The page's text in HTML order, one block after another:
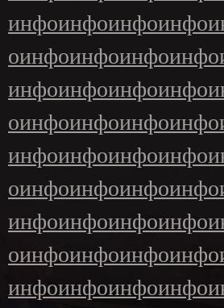
инфоинфоинфоинфо
оинфоинфоинфоинфо
инфоинфоинфоинфо
оинфоинфоинфоинфо
инфоинфоинфоинфо
оинфоинфоинфоинфо
инфоинфоинфоинфо
оинфоинфоинфоинфо
инфоинфоинфоинфо